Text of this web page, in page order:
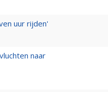
uur rijden'
naar